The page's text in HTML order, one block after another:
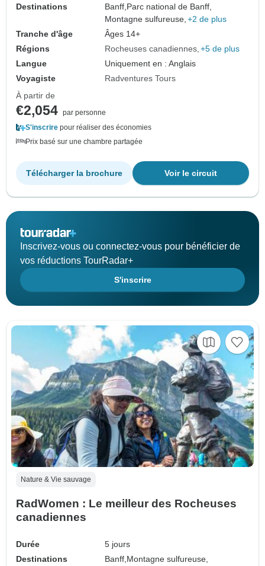
Destinations
Banff, Parc national de Banff,
Montagne sulfureuse, +2 de plus
Tranche d'âge
Âges 14+
Régions
Rocheuses canadiennes +5 de plus
Langue
Uniquement en : Anglais
Voyagiste
Radventures Tours
À partir de
€2,054 par personne
S'inscrire pour réaliser des économies
Prix basé sur une chambre partagée
Voir le circuit
Télécharger la brochure
Inscrivez-vous ou connectez-vous pour bénéficier de
vos réductions TourRadar+
S'inscrire
Nature & Vie sauvage
RadWomen : Le meilleur des Rocheuses
canadiennes
Durée
5 jours
Destinations
Banff,Montagne sulfureuse,